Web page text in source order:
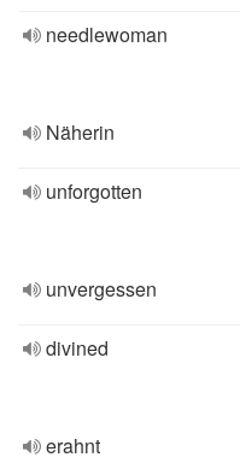
needlewoman
Näherin
unforgotten
unvergessen
divined
erahnt